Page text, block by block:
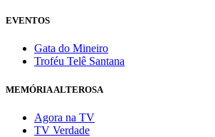
EVENTOS
Gata do Mineiro
Troféu Telê Santana
MEMÓRIA ALTEROSA
Agora na TV
TV Verdade